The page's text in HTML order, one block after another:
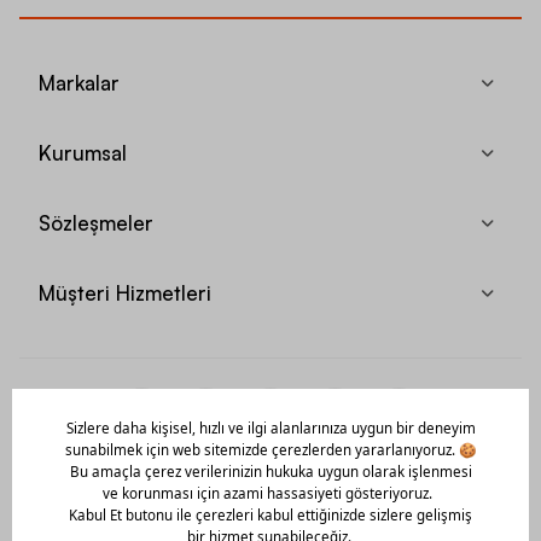
tercih edilebilir.
Basketbol Giyim Ürünleri Seçerken Nelere Dikkat
de antrenman ve maç performansınızı artırmanıza yardımcı olur.
Basketbol kıyafetlerinin geniş ve dökümlü bir yapıda olması,
şort ve eşofman altı seçeneklerine yönelmeniz önerilir.
takımınızın forma renklerine uyumlu tonlarda seçebilirsiniz.
Açık alanlarda gerçekleştireceğiniz maç ya da antrenman için
basketbol ürünü satın almak istiyorsanız rüzgâra ve serin havaya
karşı koruyucu etkide bulunan modelleri seçebilirsiniz.
Basketbol giyim ürünleriyle oluşturacağınız kombinleri yine
Markalar
Kurumsal
Sözleşmeler
Müşteri Hizmetleri
Mobil Uygulamamızı Hemen İndir!